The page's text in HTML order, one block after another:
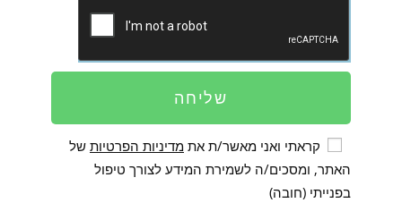
שליחה
קראתי ואני מאשר/ת את מדיניות הפרטיות של
האתר, ומסכים/ה לשמירת המידע לצורך טיפול
בפנייתי (חובה)